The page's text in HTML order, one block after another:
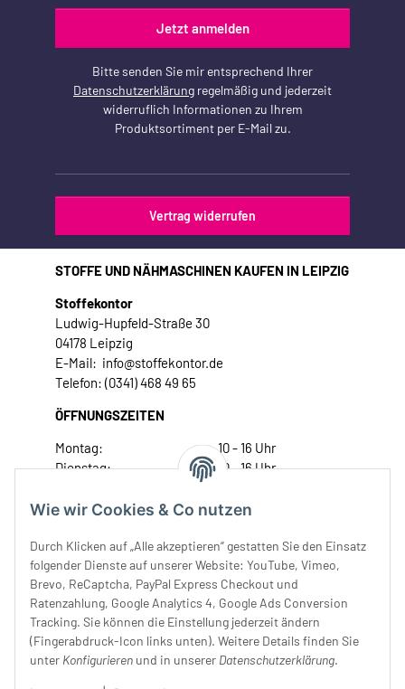
Wie wir Cookies & Co nutzen
Durch Klicken auf „Alle akzeptieren“ gestatten Sie den Einsatz
folgender Dienste auf unserer Website: YouTube, Vimeo,
Brevo, ReCaptcha, PayPal Express Checkout und
Ratenzahlung, Google Analytics 4, Google Ads Conversion
Tracking. Sie können die Einstellung jederzeit ändern
(Fingerabdruck-Icon links unten). Weitere Details finden Sie
unter Konfigurieren und in unserer Datenschutzerklärung.
Jetzt anmelden
Bitte senden Sie mir entsprechend Ihrer
Datenschutzerklärung regelmäßig und jederzeit
widerruflich Informationen zu Ihrem
Produktsortiment per E-Mail zu.
Vertrag widerrufen
STOFFE UND NÄHMASCHINEN KAUFEN IN LEIPZIG
Stoffekontor
Ludwig-Hupfeld-Straße 30
04178 Leipzig
E-Mail: info@stoffekontor.de
Telefon: (0341) 468 49 65
ÖFFNUNGSZEITEN
Montag:
10 - 16 Uhr
Dienstag:
10 - 16 Uhr
Donnerstag:
10 - 18 Uhr
Samstag:
10 - 14 Uhr
Unser Service
Rechtliches